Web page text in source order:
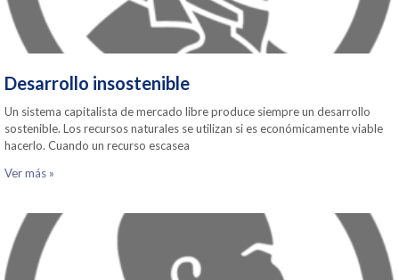
Desarrollo insostenible
Un sistema capitalista de mercado libre produce siempre un desarrollo
sostenible. Los recursos naturales se utilizan si es económicamente viable
hacerlo. Cuando un recurso escasea
Ver más »